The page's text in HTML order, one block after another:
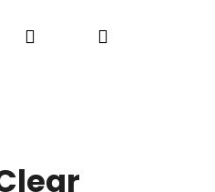
Doplňkový
PřihlášeníNákupní